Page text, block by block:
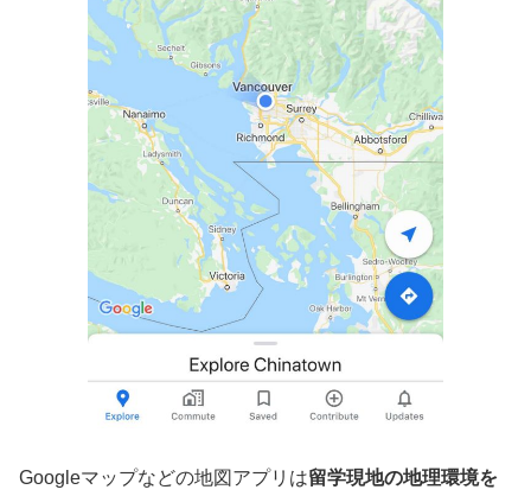
Googleマップなどの地図アプリは留学現地の地理環境を